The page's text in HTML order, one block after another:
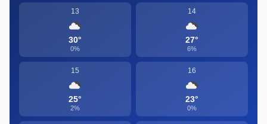
13
30°
0%
14
27°
6%
15
25°
2%
16
23°
0%